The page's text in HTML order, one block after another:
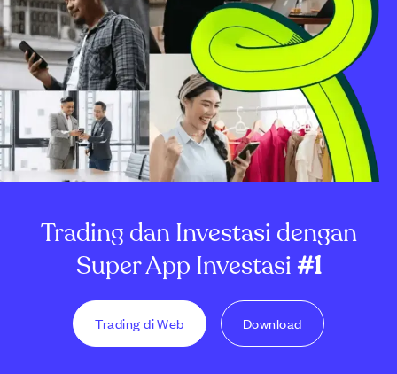
Trading dan Investasi dengan
Super App Investasi#1
Trading di Web Download